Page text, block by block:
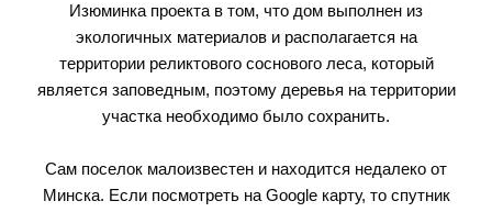
Изюминка проекта в том, что дом выполнен из
экологичных материалов и располагается на
территории реликтового соснового леса, который
является заповедным, поэтому деревья на территории
участка необходимо было сохранить.
Сам поселок малоизвестен и находится недалеко от
Минска. Если посмотреть на Google карту, то спутник